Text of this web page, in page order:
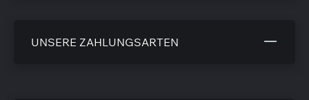
UNSERE ZAHLUNGSARTEN